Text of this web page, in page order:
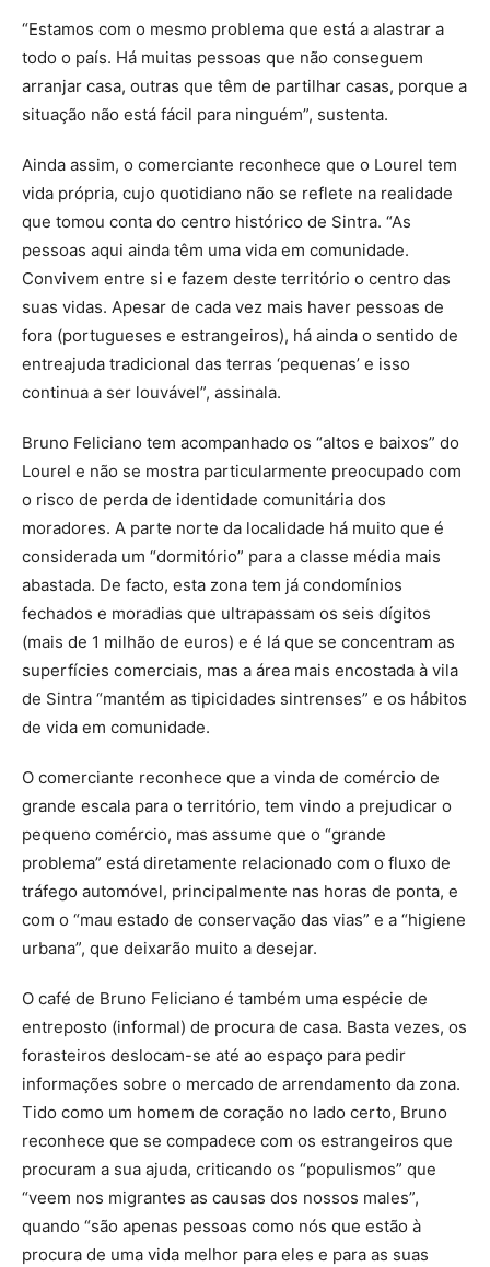
“Estamos com o mesmo problema que está a alastrar a
todo o país. Há muitas pessoas que não conseguem
arranjar casa, outras que têm de partilhar casas, porque a
situação não está fácil para ninguém”, sustenta.
Ainda assim, o comerciante reconhece que o Lourel tem
vida própria, cujo quotidiano não se reflete na realidade
que tomou conta do centro histórico de Sintra. “As
pessoas aqui ainda têm uma vida em comunidade.
Convivem entre si e fazem deste território o centro das
suas vidas. Apesar de cada vez mais haver pessoas de
fora (portugueses e estrangeiros), há ainda o sentido de
entreajuda tradicional das terras ‘pequenas’ e isso
continua a ser louvável”, assinala.
Bruno Feliciano tem acompanhado os “altos e baixos” do
Lourel e não se mostra particularmente preocupado com
o risco de perda de identidade comunitária dos
moradores. A parte norte da localidade há muito que é
considerada um “dormitório” para a classe média mais
abastada. De facto, esta zona tem já condomínios
fechados e moradias que ultrapassam os seis dígitos
(mais de 1 milhão de euros) e é lá que se concentram as
superfícies comerciais, mas a área mais encostada à vila
de Sintra “mantém as tipicidades sintrenses” e os hábitos
de vida em comunidade.
O comerciante reconhece que a vinda de comércio de
grande escala para o território, tem vindo a prejudicar o
pequeno comércio, mas assume que o “grande
problema” está diretamente relacionado com o fluxo de
tráfego automóvel, principalmente nas horas de ponta, e
com o “mau estado de conservação das vias” e a “higiene
urbana”, que deixarão muito a desejar.
O café de Bruno Feliciano é também uma espécie de
entreposto (informal) de procura de casa. Basta vezes, os
forasteiros deslocam-se até ao espaço para pedir
informações sobre o mercado de arrendamento da zona.
Tido como um homem de coração no lado certo, Bruno
reconhece que se compadece com os estrangeiros que
procuram a sua ajuda, criticando os “populismos” que
“veem nos migrantes as causas dos nossos males”,
quando “são apenas pessoas como nós que estão à
procura de uma vida melhor para eles e para as suas